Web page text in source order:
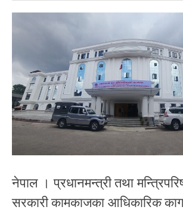
नेपाल । प्रधानमन्त्री तथा
सरकारी कामकाजका आधिकारिक